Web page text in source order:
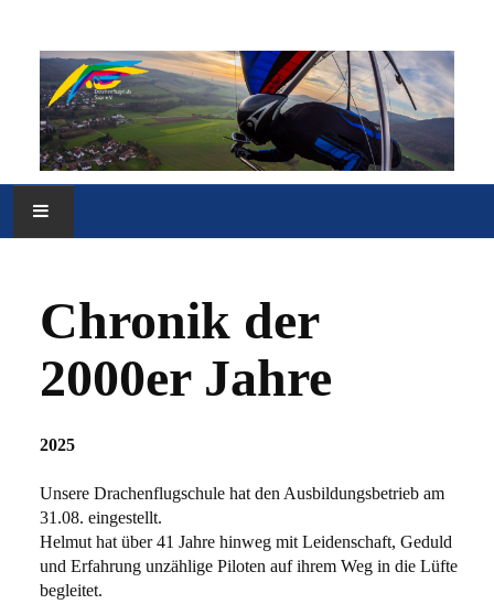
VEREIN
FLUGGELÄNDE
Chronik der
2000er Jahre
2025
Unsere Drachenflugschule hat den Ausbildungsbetrieb am
31.08. eingestellt.
Helmut hat über 41 Jahre hinweg mit Leidenschaft, Geduld
und Erfahrung unzählige Piloten auf ihrem Weg in die Lüfte
begleitet.